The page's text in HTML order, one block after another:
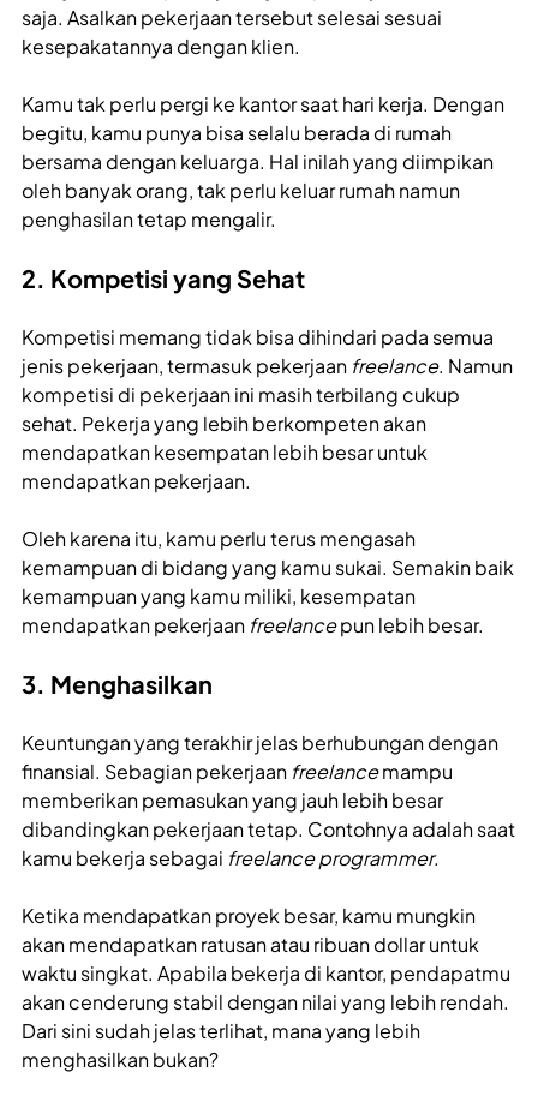
saja. Asalkan pekerjaan tersebut selesai sesuai
kesepakatannya dengan klien.
Kamu tak perlu pergi ke kantor saat hari kerja. Dengan
begitu, kamu punya bisa selalu berada di rumah
bersama dengan keluarga. Hal inilah yang diimpikan
oleh banyak orang, tak perlu keluar rumah namun
penghasilan tetap mengalir.
2. Kompetisi yang Sehat
Kompetisi memang tidak bisa dihindari pada semua
jenis pekerjaan, termasuk pekerjaan freelance. Namun
kompetisi di pekerjaan ini masih terbilang cukup
sehat. Pekerja yang lebih berkompeten akan
mendapatkan kesempatan lebih besar untuk
mendapatkan pekerjaan.
Oleh karena itu, kamu perlu terus mengasah
kemampuan di bidang yang kamu sukai. Semakin baik
kemampuan yang kamu miliki, kesempatan
mendapatkan pekerjaan freelancepun lebih besar.
3. Menghasilkan
Keuntungan yang terakhir jelas berhubungan dengan
finansial. Sebagian pekerjaan freelancemampu
memberikan pemasukan yang jauh lebih besar
dibandingkan pekerjaan tetap. Contohnya adalah saat
kamu bekerja sebagai freelanceprogrammer.
Ketika mendapatkan proyek besar, kamu mungkin
akan mendapatkan ratusan atau ribuan dollar untuk
waktu singkat. Apabila bekerja di kantor, pendapatmu
akan cenderung stabil dengan nilai yang lebih rendah.
Dari sini sudah jelas terlihat, mana yang lebih
menghasilkan bukan?